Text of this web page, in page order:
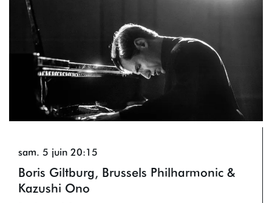
Boris Giltburg, Brussels Philharmonic &
Kazushi Ono
sam. 5 juin 20:15